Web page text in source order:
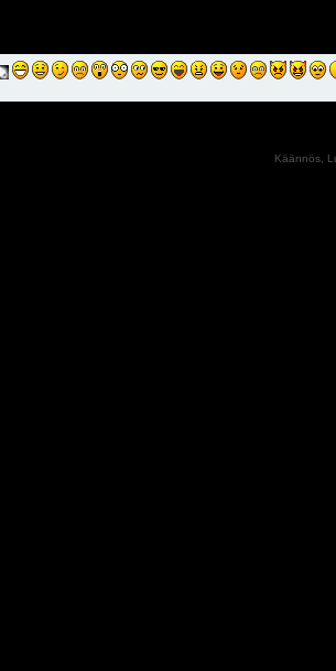
Käännös,